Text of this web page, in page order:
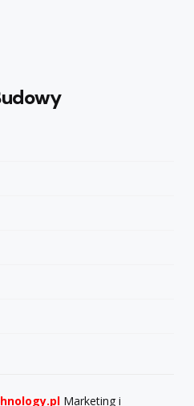
Marketing i